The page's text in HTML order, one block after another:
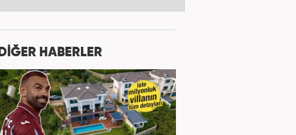
DİĞER HABERLER